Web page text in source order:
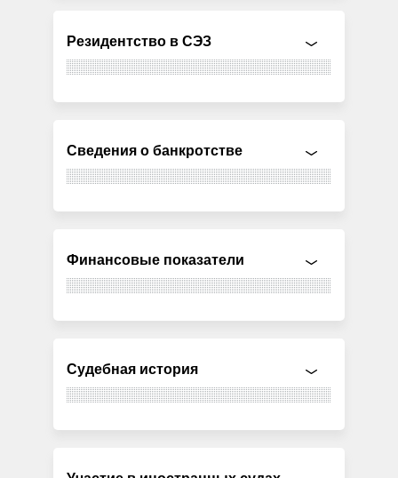
Резидентство в СЭЗ
Сведения о банкротстве
Финансовые показатели
Судебная история